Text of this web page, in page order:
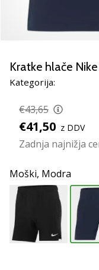
rokomentske
copate
NITRO
5!
tehnične
novosti
in
ali
se
splača…
25. 11. 2024
Kratke hlače
Kategorija:
€43,65
€41,50 z DDV
Zadnja najnižja
Moški, Modra